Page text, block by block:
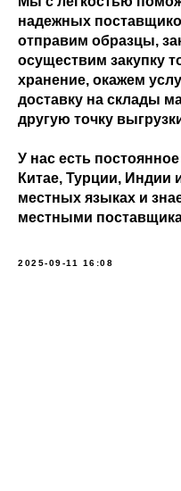
надежных
отправим образцы,
осуществим закупку
хранение, окажем
доставку на склады
другую точку
У нас есть
Китае, Турции,
местных языках и
местными
2025-09-11 16:08